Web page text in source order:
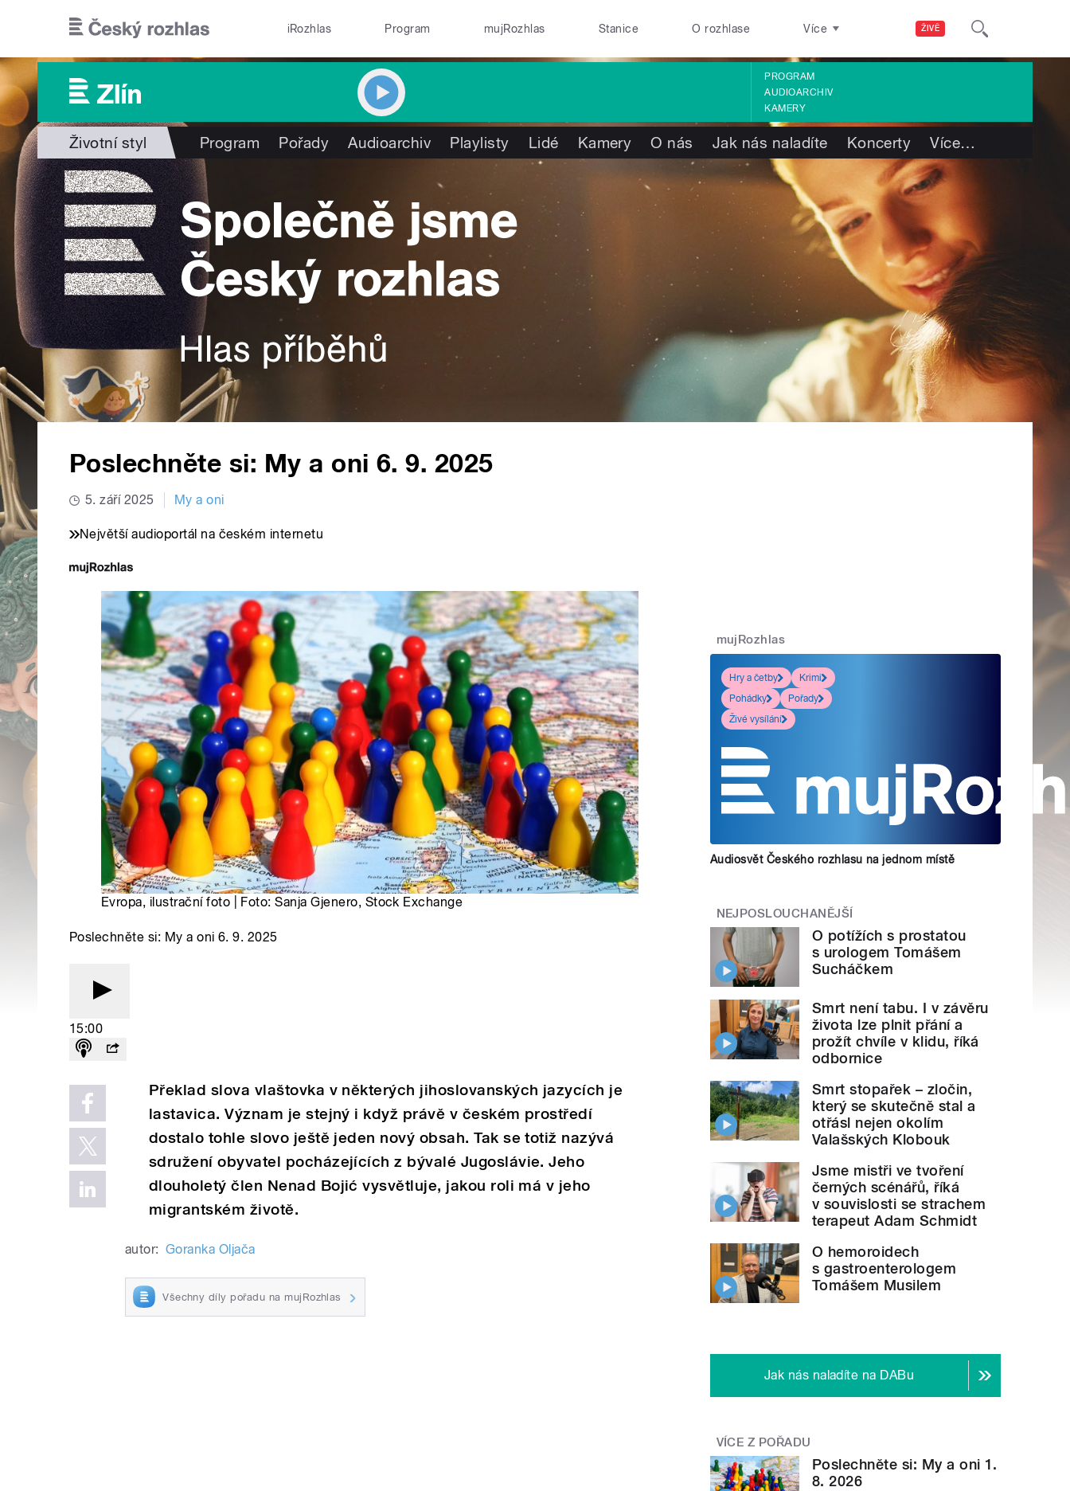
ŽIVĚ
iRozhlas Program mujRozhlas Stanice O rozhlase Více
PROGRAM
AUDIOARCHIV
KAMERY
Životní styl Program Pořady Audioarchiv Playlisty Lidé Kamery O nás Jak nás naladíte Koncerty Více…
Poslechněte si: My a oni 6. 9. 2025
5. září 2025 My a oni
Největší audioportál na českém internetu
Evropa, ilustrační foto | Foto: Sanja Gjenero, Stock Exchange
Poslechněte si: My a oni 6. 9. 2025
15:00
Překlad slova vlaštovka v některých jihoslovanských jazycích je
lastavica. Význam je stejný i když právě v českém prostředí
dostalo tohle slovo ještě jeden nový obsah. Tak se totiž nazývá
sdružení obyvatel pocházejících z bývalé Jugoslávie. Jeho
dlouholetý člen Nenad Bojić vysvětluje, jakou roli má v jeho
migrantském životě.
autor: Goranka Oljača
Všechny díly pořadu na mujRozhlas
mujRozhlas
Hry a četby
Krimi
Pohádky
Pořady
Živé vysílání
Audiosvět Českého rozhlasu na jednom místě
NEJPOSLOUCHANĚJŠÍ
O potížích s prostatou
s urologem Tomášem
Sucháčkem
Smrt není tabu. I v závěru
života lze plnit přání a
prožít chvíle v klidu, říká
odbornice
Smrt stopařek – zločin,
který se skutečně stal a
otřásl nejen okolím
Valašských Klobouk
Jsme mistři ve tvoření
černých scénářů, říká
v souvislosti se strachem
terapeut Adam Schmidt
O hemoroidech
s gastroenterologem
Tomášem Musilem
Jak nás naladíte na DABu
VÍCE Z POŘADU
Poslechněte si: My a oni 1.
8. 2026